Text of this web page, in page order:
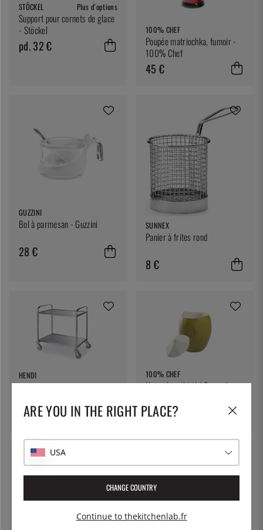
STÖCKEL Plus d'options
Support pour cornets de glace
- Stöckel
pd. 32 €
100% CHEF
Poupée matriochka, fumoir -
100% Chef
45 €
GUZZINI
Bol à parmesan - Guzzini
28 €
SUNNEX
Panier à frites rond
8 €
HENDI
Chariot de service à deux
182 €
100% CHEF
Verre à cocktail / Coupe à
Chef
69 €
ARE YOU IN THE RIGHT PLACE?
USA
CHANGE COUNTRY
Continue to thekitchenlab.fr